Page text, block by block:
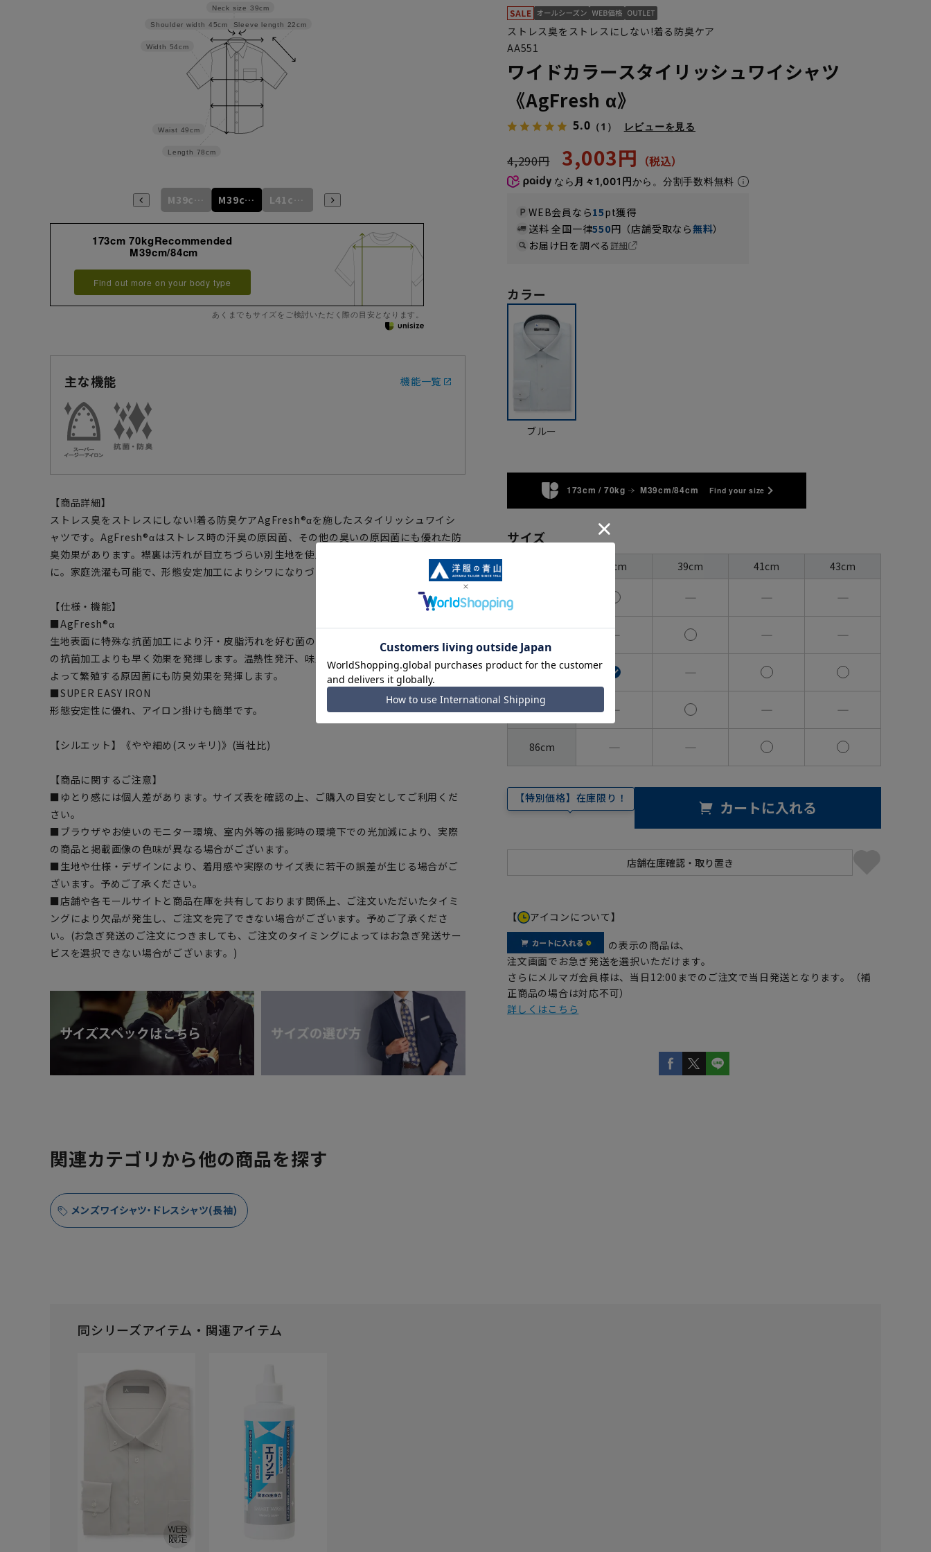
Sleeve length 22cm
Neck size 39cm
Length 78cm
Waist 49cm
Width 54cm
Shoulder width 45cm
S37cm/82cm M39cm/80cm M39cm/84cm L41cm/82cm
173cm 70kgRecommended
M39cm/84cm
Find out more on your body type
あくまでもサイズをご検討いただく際の目安となります。
主な機能 機能一覧
【商品詳細】
ストレス臭をストレスにしない!着る防臭ケアAgFresh®αを施したスタイリッシュワイシ
ャツです。AgFresh®αはストレス時の汗臭の原因菌、その他の臭いの原因菌にも優れた防
臭効果があります。襟裏は汚れが目立ちづらい別生地を使用し、デザインのアクセント
に。家庭洗濯も可能で、形態安定加工によりシワになりづらくアイロンがけも簡単です。
【仕様・機能】
■AgFresh®α
生地表面に特殊な抗菌加工により汗・皮脂汚れを好む菌の増殖を抑え、防臭が可能。従来
の抗菌加工よりも早く効果を発揮します。温熱性発汗、味覚性発汗に加え、精神性発汗に
よって繁殖する原因菌にも防臭効果を発揮します。
■SUPER EASY IRON
形態安定性に優れ、アイロン掛けも簡単です。
【シルエット】《やや細め(スッキリ)》(当社比)
【商品に関するご注意】
■ゆとり感には個人差があります。サイズ表を確認の上、ご購入の目安としてご利用くだ
さい。
■ブラウザやお使いのモニター環境、室内外等の撮影時の環境下での光加減により、実際
の商品と掲載画像の色味が異なる場合がございます。
■生地や仕様・デザインにより、着用感や実際のサイズ表に若干の誤差が生じる場合がご
ざいます。予めご了承ください。
■店舗や各モールサイトと商品在庫を共有しております関係上、ご注文いただいたタイミ
ングにより欠品が発生し、ご注文を完了できない場合がございます。予めご了承くださ
い。(お急ぎ発送のご注文につきましても、ご注文のタイミングによってはお急ぎ発送サー
ビスを選択できない場合がございます。)
ストレス臭をストレスにしない!着る防臭ケア
AA551
ワイドカラースタイリッシュワイシャツ
《AgFresh α》
5.0 （1） レビューを見る
4,290円 3,003円
なら 月々1,001円から。分割手数料無料
WEB会員なら15pt獲得
送料 全国一律550円（店舗受取なら無料）
お届け日を調べる詳細
カラー
ブルー
173cm / 70kg M39cm/84cm Find your size
サイズ
37cm 39cm 41cm 43cm
― ― ―
― ― ―
82cm ―
84cm ― ― ―
86cm ― ―
【特別価格】在庫限り！ カートに入れる
【 アイコンについて】
の表示の商品は、
注文画面でお急ぎ発送を選択いただけます。
さらにメルマガ会員様は、当日12:00までのご注文で当日発送となります。（補
正商品の場合は対応不可）
詳しくはこちら
関連カテゴリから他の商品を探す
メンズワイシャツ・ドレスシャツ(長袖)
同シリーズアイテム・関連アイテム